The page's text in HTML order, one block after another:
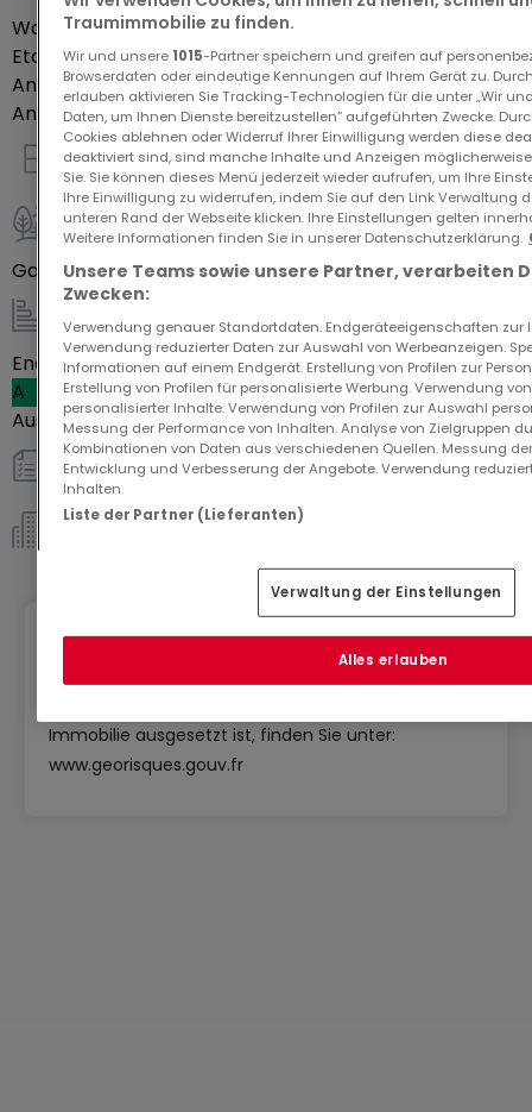
Wohnfläche72,71m²
Etage des Objektes0
Anzahl der Zimmer3
Anzahl Schlafzimmer2
Innenausstattung
Außenbereich
GartenJa
Energie / Heizung
Energieeffizienzklasse2
A
Ausstoß von TreibhausgasenLeer
sonstiges
Immobilie ausgesetzt ist, finden Sie unter:
www.georisques.gouv.fr
Traumimmobilie zu finden.
Wir und unsere 1015-Partner speichern und greifen auf
Browserdaten oder eindeutige Kennungen auf Ihrem Gerät zu.
erlauben aktivieren Sie Tracking-Technologien für die unter „Wir
Daten, um Ihnen Dienste bereitzustellen“ aufgeführten Zwecke.
Cookies ablehnen oder Widerruf Ihrer Einwilligung werden diese
deaktiviert sind, sind manche Inhalte und Anzeigen
Sie. Sie können dieses Menü jederzeit wieder aufrufen, um Ihre
Ihre Einwilligung zu widerrufen, indem Sie auf den Link Verwaltung
unteren Rand der Webseite klicken. Ihre Einstellungen gelten
Weitere Informationen finden Sie in unserer Datenschutzerklärung.
Unsere Teams sowie unsere Partner, verarbeiten
Zwecken:
Verwendung genauer Standortdaten. Endgeräteeigenschaften zur
Verwendung reduzierter Daten zur Auswahl von Werbeanzeigen.
Informationen auf einem Endgerät. Erstellung von Profilen zur
Erstellung von Profilen für personalisierte Werbung. Verwendung
personalisierter Inhalte. Verwendung von Profilen zur Auswahl
Messung der Performance von Inhalten. Analyse von Zielgruppen
Kombinationen von Daten aus verschiedenen Quellen. Messung
Entwicklung und Verbesserung der Angebote. Verwendung
Inhalten.
Liste der Partner (Lieferanten)
Verwaltung der Einstellungen
Alles erlauben